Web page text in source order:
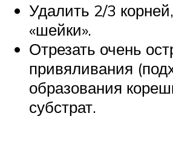
Удалить 2/3
«шейки».
Отрезать очень
привяливания
образования
субстрат.